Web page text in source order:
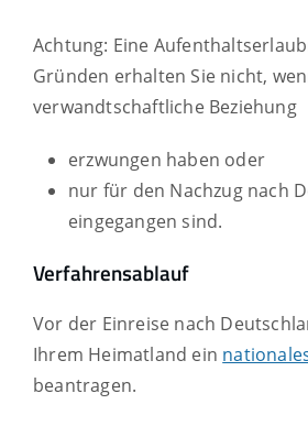
Achtung: Eine
Gründen erhalten Sie nicht,
verwandtschaftliche Beziehung
erzwungen haben oder
nur für den Nachzug nach
eingegangen sind.
Verfahrensablauf
Vor der Einreise nach
Ihrem Heimatland ein
beantragen.